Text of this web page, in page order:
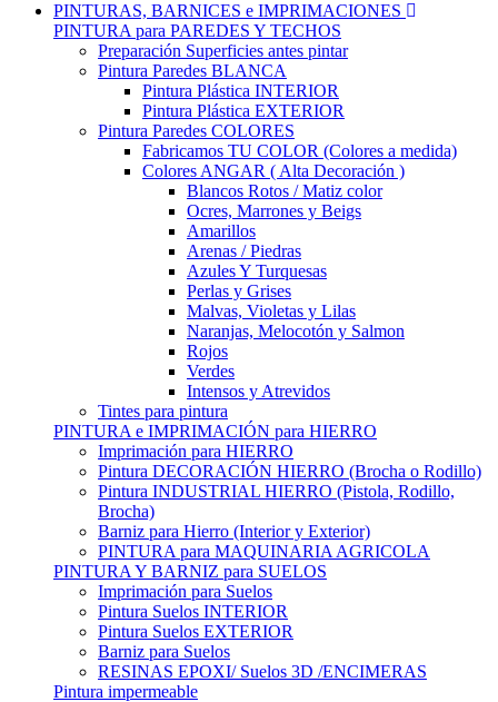
PINTURAS, BARNICES e IMPRIMACIONES
PINTURA para PAREDES Y TECHOS
Preparación Superficies antes pintar
Pintura Paredes BLANCA
Pintura Plástica INTERIOR
Pintura Plástica EXTERIOR
Pintura Paredes COLORES
Fabricamos TU COLOR (Colores a medida)
Colores ANGAR ( Alta Decoración )
Blancos Rotos / Matiz color
Ocres, Marrones y Beigs
Amarillos
Arenas / Piedras
Azules Y Turquesas
Perlas y Grises
Malvas, Violetas y Lilas
Naranjas, Melocotón y Salmon
Rojos
Verdes
Intensos y Atrevidos
Tintes para pintura
PINTURA e IMPRIMACIÓN para HIERRO
Imprimación para HIERRO
Pintura DECORACIÓN HIERRO (Brocha o Rodillo)
Pintura INDUSTRIAL HIERRO (Pistola, Rodillo,
Brocha)
Barniz para Hierro (Interior y Exterior)
PINTURA para MAQUINARIA AGRICOLA
PINTURA Y BARNIZ para SUELOS
Imprimación para Suelos
Pintura Suelos INTERIOR
Pintura Suelos EXTERIOR
Barniz para Suelos
RESINAS EPOXI/ Suelos 3D /ENCIMERAS
Pintura impermeable